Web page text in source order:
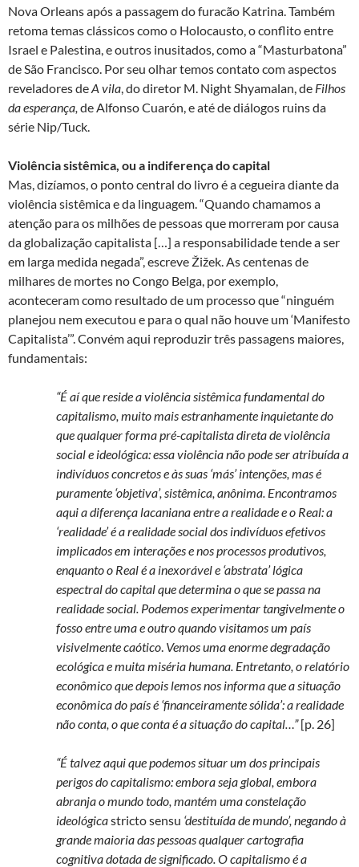
Nova Orleans após a passagem do furacão Katrina. Também
retoma temas clássicos como o Holocausto, o conflito entre
Israel e Palestina, e outros inusitados, como a “Masturbatona”
de São Francisco. Por seu olhar temos contato com aspectos
reveladores deA vila, do diretor M. Night Shyamalan, de Filhos
da esperança, de Alfonso Cuarón, e até de diálogos ruins da
série Nip/Tuck.
Violência sistêmica, ou a indiferença do capital
Mas, dizíamos, o ponto central do livro é a cegueira diante da
violência sistêmica e da linguagem. “Quando chamamos a
atenção para os milhões de pessoas que morreram por causa
da globalização capitalista […] a responsabilidade tende a ser
em larga medida negada”, escreve Žižek. As centenas de
milhares de mortes no Congo Belga, por exemplo,
aconteceram como resultado de um processo que “ninguém
planejou nem executou e para o qual não houve um ‘Manifesto
Capitalista’”. Convém aqui reproduzir três passagens maiores,
fundamentais:
“É aí que reside a violência sistêmica fundamental do
capitalismo, muito mais estranhamente inquietante do
que qualquer forma pré-capitalista direta de violência
social e ideológica: essa violência não pode ser atribuída a
indivíduos concretos e às suas ‘más’ intenções, mas é
puramente ‘objetiva’, sistêmica, anônima. Encontramos
aqui a diferença lacaniana entre a realidade e o Real: a
‘realidade’ é a realidade social dos indivíduos efetivos
implicados em interações e nos processos produtivos,
enquanto o Real é a inexorável e ‘abstrata’ lógica
espectral do capital que determina o que se passa na
realidade social. Podemos experimentar tangivelmente o
fosso entre uma e outro quando visitamos um país
visivelmente caótico. Vemos uma enorme degradação
ecológica e muita miséria humana. Entretanto, o relatório
econômico que depois lemos nos informa que a situação
econômica do país é ‘financeiramente sólida’: a realidade
não conta, o que conta é a situação do capital…”[p. 26]
“É talvez aqui que podemos situar um dos principais
perigos do capitalismo: embora seja global, embora
abranja o mundo todo, mantém uma constelação
ideológicastricto sensu ‘destituída de mundo’, negando à
grande maioria das pessoas qualquer cartografia
cognitiva dotada de significado. O capitalismo é a